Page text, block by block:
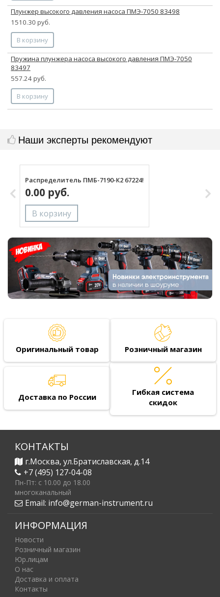
Плунжер высокого давления насоса ПМЭ-7050 83498
1510.30 руб.
В корзину
Пружина плунжера насоса высокого давления ПМЭ-7050
83497
557.24 руб.
В корзину
Наши эксперты рекомендуют
Распределитель ПМБ-7190-К2 67224!
0.00 руб.
Оригинальный товар Розничный магазин
Доставка по России
Гибкая система
скидок
КОНТАКТЫ
г.Москва, ул.Братиславская, д.14
+7 (495) 127-04-08
Пн-Пт: c 10.00 до 18.00
многоканальный
Email: info@german-instrument.ru
ИНФОРМАЦИЯ
Новости
Розничный магазин
Юр.лицам
О нас
Доставка и оплата
Контакты